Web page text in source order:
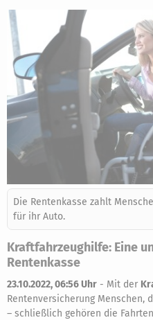
Die Rentenkasse zahlt
für ihr Auto.
Kraftfahrzeughilfe: Eine
Rentenkasse
23.10.2022, 06:56 Uhr - Mit der
Rentenversicherung
– schließlich gehören die